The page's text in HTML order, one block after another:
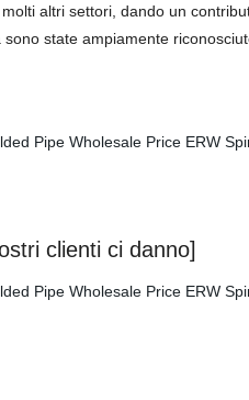
altri settori, dando un
state ampiamente
clienti ci danno]